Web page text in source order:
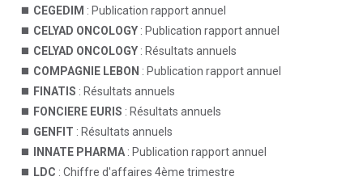
CEGEDIM : Publication rapport annuel
CELYAD ONCOLOGY : Publication rapport annuel
CELYAD ONCOLOGY : Résultats annuels
COMPAGNIE LEBON : Publication rapport annuel
FINATIS : Résultats annuels
FONCIERE EURIS : Résultats annuels
GENFIT : Résultats annuels
INNATE PHARMA : Publication rapport annuel
LDC : Chiffre d'affaires 4ème trimestre